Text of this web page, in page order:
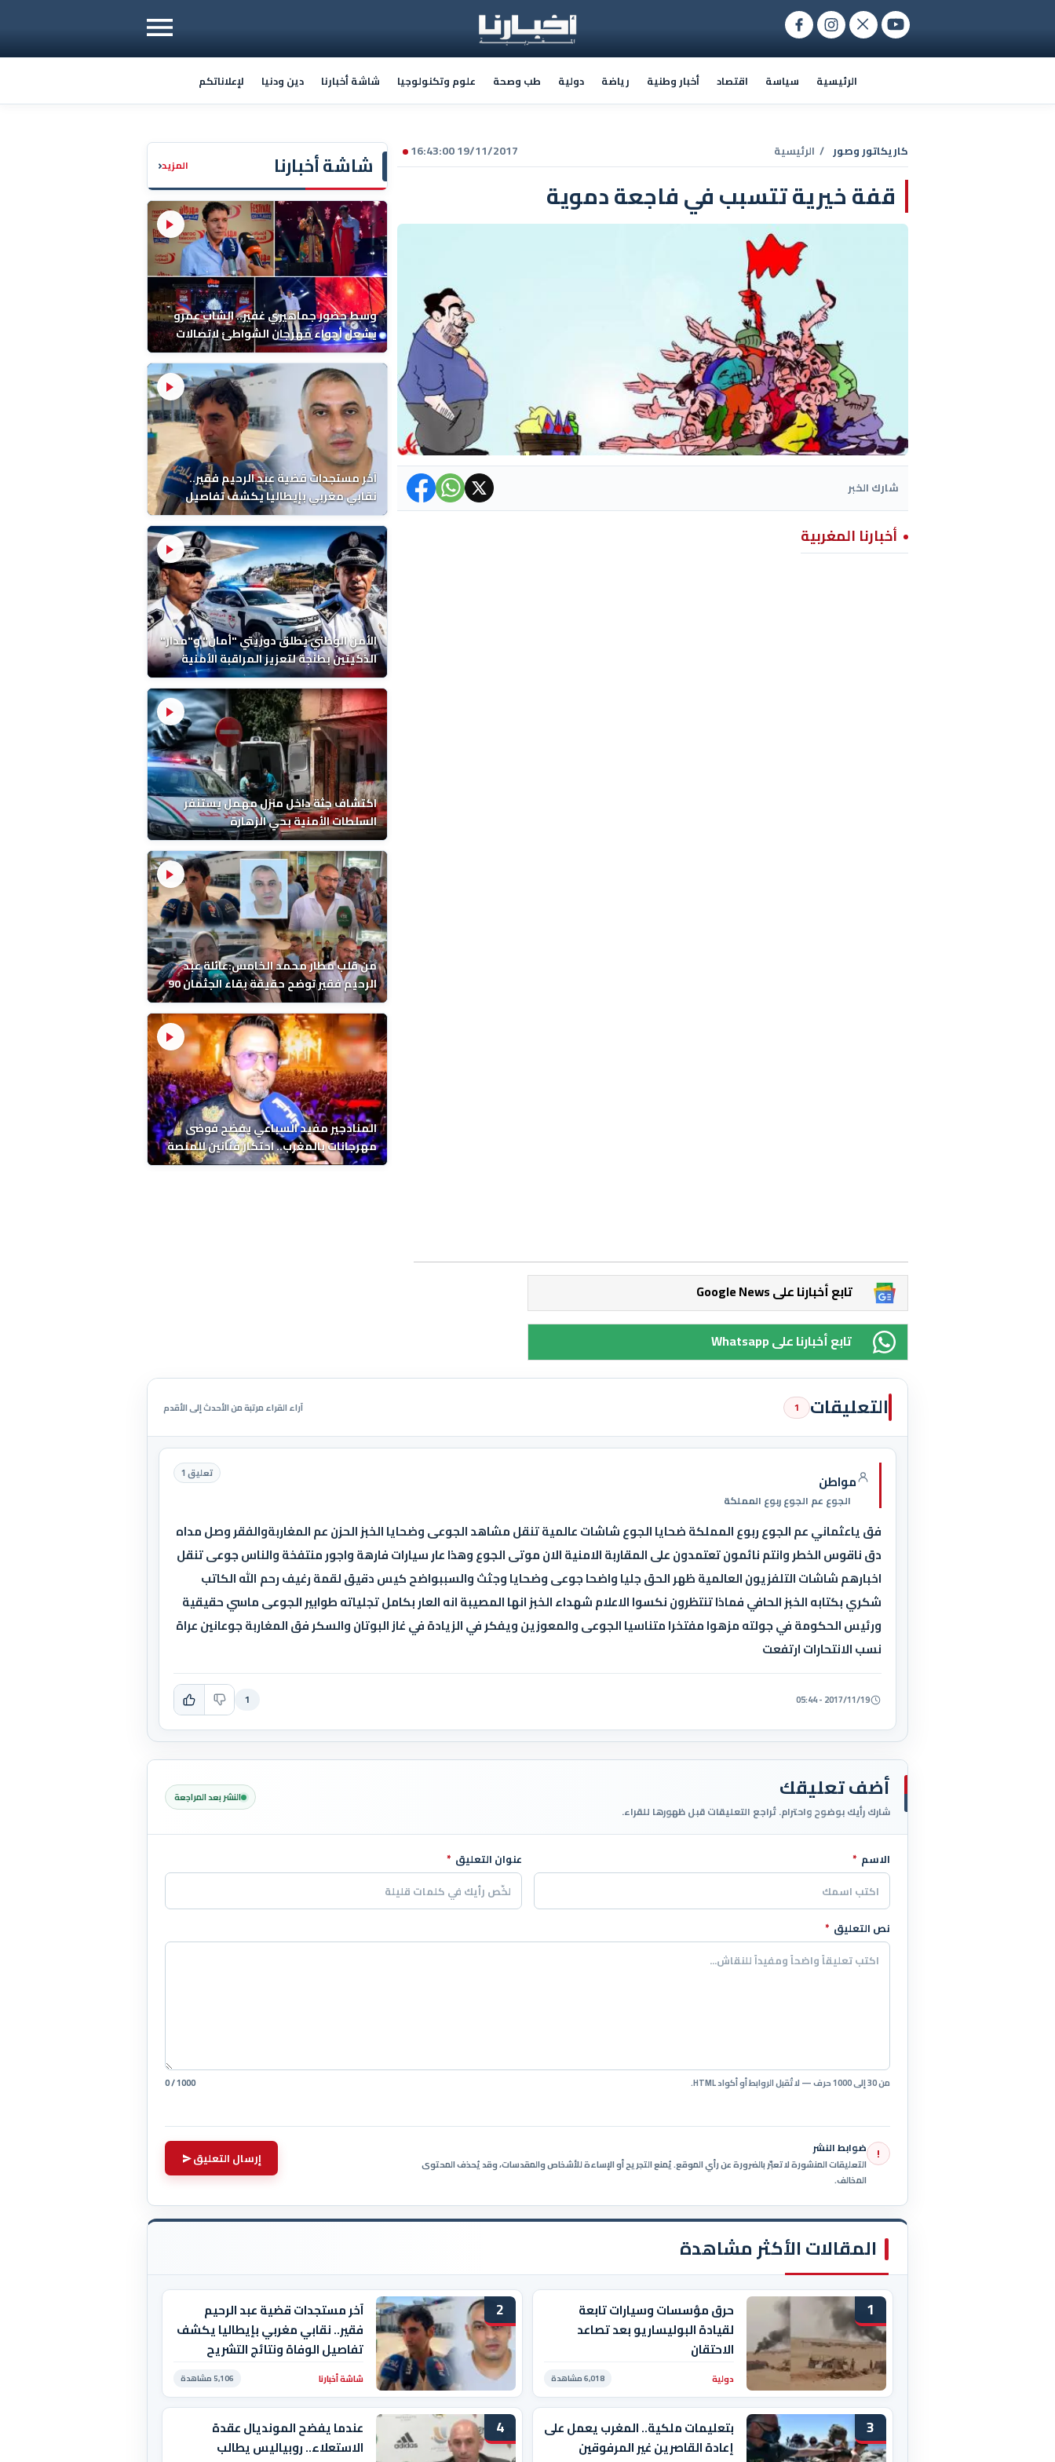
الرئيسية سياسة اقتصاد أخبار وطنية رياضة دولية طب وصحة علوم وتكنولوجيا شاشة أخبارنا دين ودنيا لإعلاناتكم
شاشة أخبارنا المزيد‹
وسط حضور جماهيري غفير.. الشاب عمرو
يشعل أجواء مهرجان الشواطئ لاتصالات
المغرب بطنجة
آخر مستجدات قضية عبد الرحيم فقير..
نقابي مغربي بإيطاليا يكشف تفاصيل
الوفاة ونتائج التشريح
الأمن الوطني يطلق دوريتي "أمان" و"مدار"
الذكيتين بطنجة لتعزيز المراقبة الأمنية
اكتشاف جثة داخل منزل مهمل يستنفر
السلطات الأمنية بحي الزهارة
من قلب مطار محمد الخامس:عائلة عبد
الرحيم فقير توضح حقيقة بقاء الجثمان 90
يوماً قبل إعادته إلى المغرب
المنادجير مفيد السباعي يفضح فوضى
مهرجانات بالمغرب.. احتكار فنانين للمنصة
واقصاء اخرين
19/11/2017 16:43:00 كاريكاتور وصور / الرئيسية
قفة خيرية تتسبب في فاجعة دموية
شارك الخبر
أخبارنا المغربية
Google News تابع أخبارنا على
Whatsapp تابع أخبارنا على
التعليقات 1 آراء القراء مرتبة من الأحدث إلى الأقدم
مواطن
الجوع عم الجوع ربوع المملكة
تعليق 1
فق ياعثماني عم الجوع ربوع المملكة ضحايا الجوع شاشات عالمية تنقل مشاهد الجوعى وضحايا الخبز الحزن عم المغاربةوالفقر وصل مداه
دق ناقوس الخطر وانتم نائمون تعتمدون على المقاربة الامنية الان موتى الجوع وهذا عار سيارات فارهة واجور منتفخة والناس جوعى تنقل
اخبارهم شاشات التلفزيون العالمية ظهر الحق جليا واضحا جوعى وضحايا وجثث والسببواضح كيس دقيق لقمة رغيف رحم الله الكاتب
شكري بكتابه الخبز الحافي فماذا تنتظرون نكسوا الاعلام شهداء الخبز انها المصيبة انه العار بكامل تجلياته طوابير الجوعى ماسي حقيقية
ورئيس الحكومة في جولته مزهوا مفتخرا متناسيا الجوعى والمعوزين ويفكر في الزيادة في غاز البوتان والسكر فق المغاربة جوعانين عراة
نسب الانتحارات ارتفعت
2017/11/19 - 05:44
1
أضف تعليقك
شارك رأيك بوضوح واحترام. تُراجع التعليقات قبل ظهورها للقراء.
النشر بعد المراجعة
اترك هذا الحقل فارغاً
الاسم * عنوان التعليق *
نص التعليق *
من 30 إلى 1000 حرف — لا تُقبل الروابط أو أكواد HTML. 0 / 1000
! ضوابط النشر
التعليقات المنشورة لا تعبّر بالضرورة عن رأي الموقع. يُمنع التجريح أو الإساءة للأشخاص والمقدسات، وقد يُحذف المحتوى
المخالف.
إرسال التعليق
المقالات الأكثر مشاهدة
1
حرق مؤسسات وسيارات تابعة
لقيادة البوليساريو بعد تصاعد
الاحتقان
دولية 6,018 مشاهدة
2
آخر مستجدات قضية عبد الرحيم
فقير.. نقابي مغربي بإيطاليا يكشف
تفاصيل الوفاة ونتائج التشريح
شاشة أخبارنا 5,106 مشاهدة
3
بتعليمات ملكية.. المغرب يعمل على
إعادة القاصرين غير المرفوقين
4
عندما يفضح المونديال عقدة
الاستعلاء.. روبياليس يطالب